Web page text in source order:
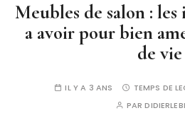
Meubles de salon :
a avoir pour bien
de vie
IL Y A 3 ANS TEMPS DE
PAR